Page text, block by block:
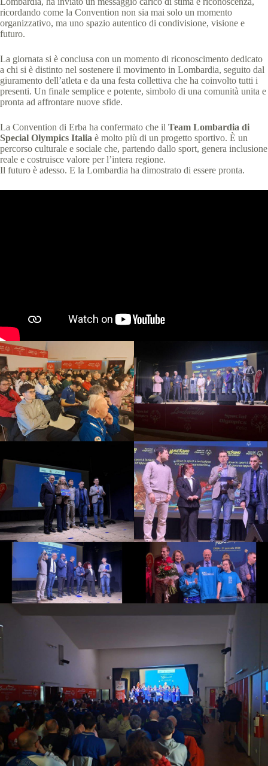
ricordando come la Convention non sia mai solo un momento
organizzativo, ma uno spazio autentico di condivisione, visione e
futuro.
La giornata si è conclusa con un momento di riconoscimento dedicato
a chi si è distinto nel sostenere il movimento in Lombardia, seguito dal
giuramento dell’atleta e da una festa collettiva che ha coinvolto tutti i
presenti. Un finale semplice e potente, simbolo di una comunità unita e
pronta ad affrontare nuove sfide.
La Convention di Erba ha confermato che il Team Lombardia di
Special Olympics Italia è molto più di un progetto sportivo. È un
percorso culturale e sociale che, partendo dallo sport, genera inclusione
reale e costruisce valore per l’intera regione.
Il futuro è adesso. E la Lombardia ha dimostrato di essere pronta.